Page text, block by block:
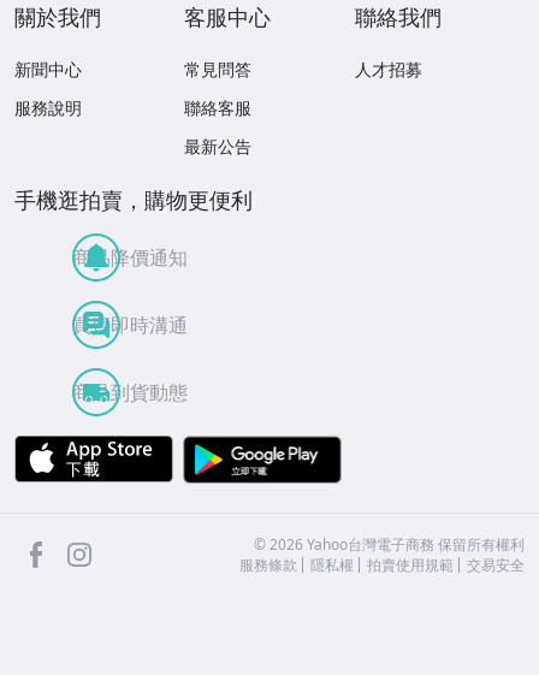
關於我們
新聞中心
服務說明
客服中心
常見問答
聯絡客服
最新公告
聯絡我們
人才招募
手機逛拍賣，購物更便利
商品降價通知
買賣即時溝通
商品到貨動態
APP Store
facebook ©2026 Yahoo台灣電子商務 保留所有權利
服務條款
隱私權 拍賣使用規範 交易安全